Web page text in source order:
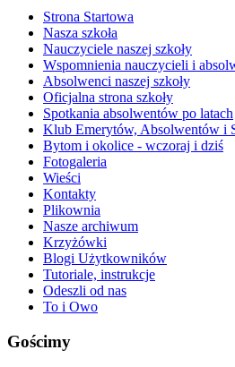
Strona Startowa
Nasza szkoła
Nauczyciele naszej szkoły
Wspomnienia nauczycieli i
Absolwenci naszej szkoły
Oficjalna strona szkoły
Spotkania absolwentów po latach
Klub Emerytów, Absolwentów i
Bytom i okolice - wczoraj i dziś
Fotogaleria
Wieści
Kontakty
Plikownia
Nasze archiwum
Krzyżówki
Blogi Użytkowników
Tutoriale, instrukcje
Odeszli od nas
To i Owo
Gościmy